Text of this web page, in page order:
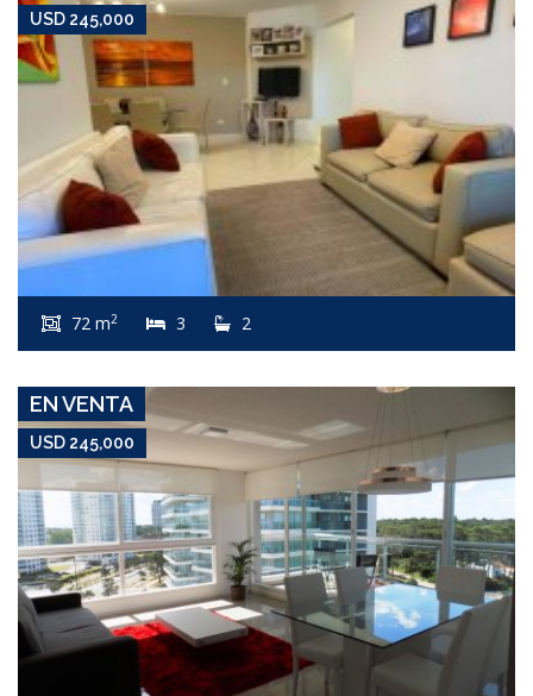
USD 245,000
72 m2 3 2
USD 245,000
Apartamento #4196
ROOSEVELT
EN VENTA
USD 245,000
USD 245,000